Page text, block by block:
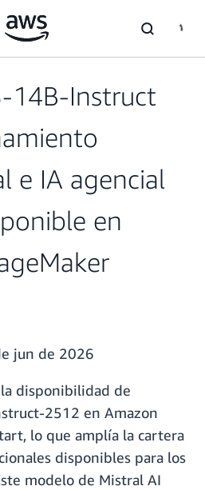
14B-Instruct
e IA agencial
en
jun de 2026
la disponibilidad de
2512 en Amazon
lo que amplía la cartera
disponibles para los
modelo de Mistral AI